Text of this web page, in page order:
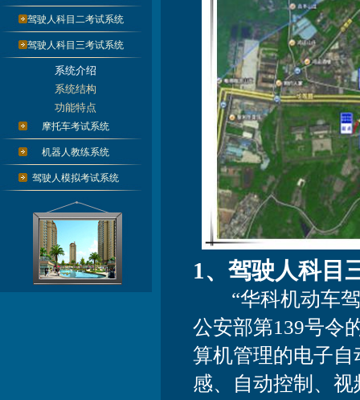
驾驶人科目二考试系统
驾驶人科目三考试系统
系统介绍
系统结构
功能特点
摩托车考试系统
机器人教练系统
驾驶人模拟考试系统
1、驾驶人科目
“华科机动车驾
公安部第139号令
算机管理的电子
感、自动控制、